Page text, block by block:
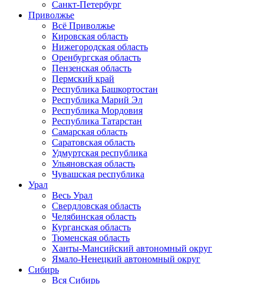
Санкт-Петербург
Приволжье
Всё Приволжье
Кировская область
Нижегородская область
Оренбургская область
Пензенская область
Пермский край
Республика Башкортостан
Республика Марий Эл
Республика Мордовия
Республика Татарстан
Самарская область
Саратовская область
Удмуртская республика
Ульяновская область
Чувашская республика
Урал
Весь Урал
Свердловская область
Челябинская область
Курганская область
Тюменская область
Ханты-Мансийский автономный округ
Ямало-Ненецкий автономный округ
Сибирь
Вся Сибирь